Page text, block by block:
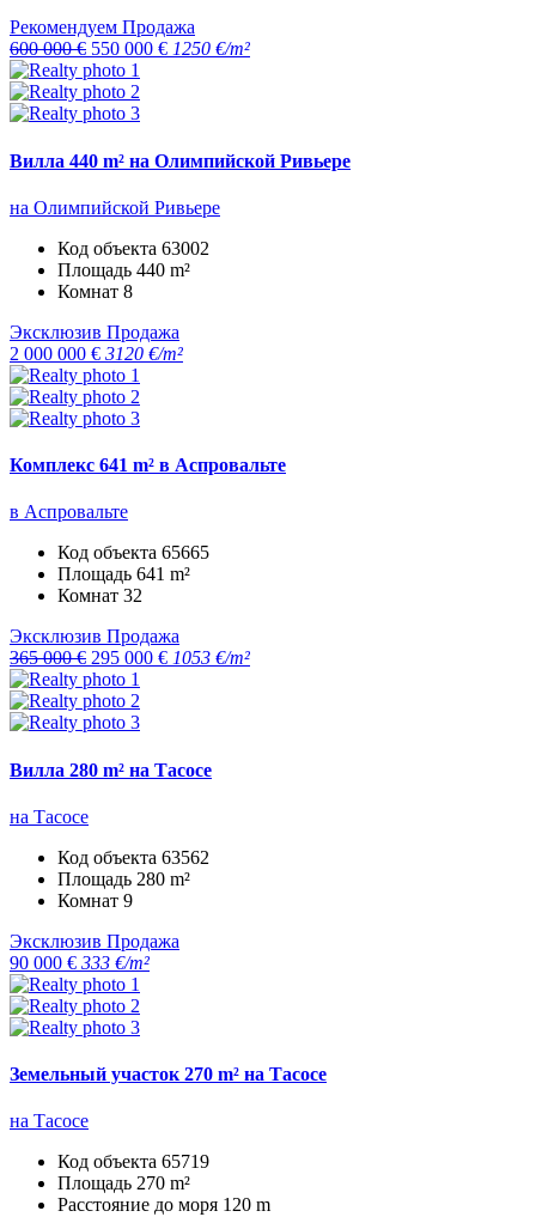
Рекомендуем Продажа
600 000 € 550 000 € 1250 €/m²
Вилла 440 m² на Олимпийской Ривьере
на Олимпийской Ривьере
Код объекта 63002
Площадь 440 m²
Комнат 8
Эксклюзив Продажа
2 000 000 € 3120 €/m²
Комплекс 641 m² в Аспровальте
в Аспровальте
Код объекта 65665
Площадь 641 m²
Комнат 32
Эксклюзив Продажа
365 000 € 295 000 € 1053 €/m²
Вилла 280 m² на Тасосе
на Тасосе
Код объекта 63562
Площадь 280 m²
Комнат 9
Эксклюзив Продажа
90 000 € 333 €/m²
Земельный участок 270 m² на Тасосе
на Тасосе
Код объекта 65719
Площадь 270 m²
Расстояние до моря 120 m